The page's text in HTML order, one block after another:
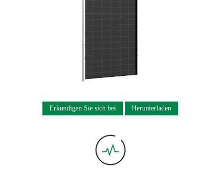
Erkundigen Sie sich bei Herunterladen